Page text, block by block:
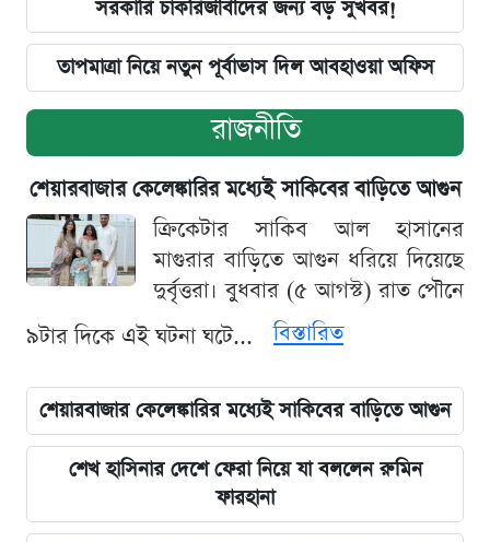
সরকারি চাকরিজীবীদের জন্য বড় সুখবর!
তাপমাত্রা নিয়ে নতুন পূর্বাভাস দিল আবহাওয়া অফিস
রাজনীতি
শেয়ারবাজার কেলেঙ্কারির মধ্যেই সাকিবের বাড়িতে আগুন
ক্রিকেটার সাকিব আল হাসানের
মাগুরার বাড়িতে আগুন ধরিয়ে দিয়েছে
দুর্বৃত্তরা। বুধবার (৫ আগস্ট) রাত পৌনে
৯টার দিকে এই ঘটনা ঘটে...
বিস্তারিত
শেয়ারবাজার কেলেঙ্কারির মধ্যেই সাকিবের বাড়িতে আগুন
শেখ হাসিনার দেশে ফেরা নিয়ে যা বললেন রুমিন
ফারহানা